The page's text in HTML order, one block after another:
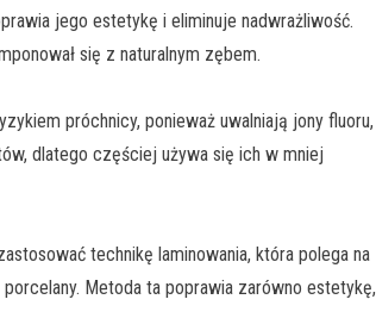
jego estetykę i eliminuje nadwrażliwość.
się z naturalnym zębem.
próchnicy, ponieważ uwalniają jony fluoru,
dlatego częściej używa się ich w mniej
technikę laminowania, która polega na
Metoda ta poprawia zarówno estetykę,